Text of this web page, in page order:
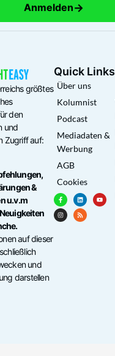
Anmelden→
größtes
den
und
Zugriff auf:
&
u.v.m
auf dieser
und
darstellen
Quick Links
Über uns
Kolumnist
Podcast
Mediadaten &
Werbung
AGB
Cookies